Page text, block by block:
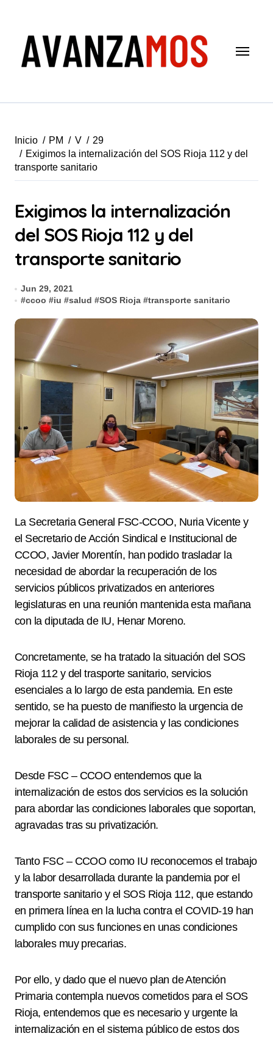
Inicio PM V
29
Exigimos la internalización del SOS Rioja 112 y del
transporte sanitario
Exigimos la internalización
del SOS Rioja 112 y del
transporte sanitario
Jun 29, 2021
#ccoo #iu #salud #SOS Rioja #transporte sanitario
La Secretaria General FSC-CCOO, Nuria Vicente y
el Secretario de Acción Sindical e Institucional de
CCOO, Javier Morentín, han podido trasladar la
necesidad de abordar la recuperación de los
servicios públicos privatizados en anteriores
legislaturas en una reunión mantenida esta mañana
con la diputada de IU, Henar Moreno.
Concretamente, se ha tratado la situación del SOS
Rioja 112 y del trasporte sanitario, servicios
esenciales a lo largo de esta pandemia. En este
sentido, se ha puesto de manifiesto la urgencia de
mejorar la calidad de asistencia y las condiciones
laborales de su personal.
Desde FSC – CCOO entendemos que la
internalización de estos dos servicios es la solución
para abordar las condiciones laborales que soportan,
agravadas tras su privatización.
Tanto FSC – CCOO como IU reconocemos el trabajo
y la labor desarrollada durante la pandemia por el
transporte sanitario y el SOS Rioja 112, que estando
en primera línea en la lucha contra el COVID-19 han
cumplido con sus funciones en unas condiciones
laborales muy precarias.
Por ello, y dado que el nuevo plan de Atención
Primaria contempla nuevos cometidos para el SOS
Rioja, entendemos que es necesario y urgente la
internalización en el sistema público de estos dos